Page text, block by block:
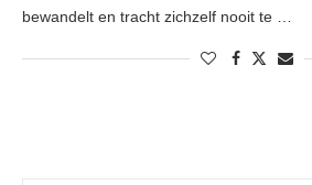
bewandelt en tracht zichzelf nooit te …